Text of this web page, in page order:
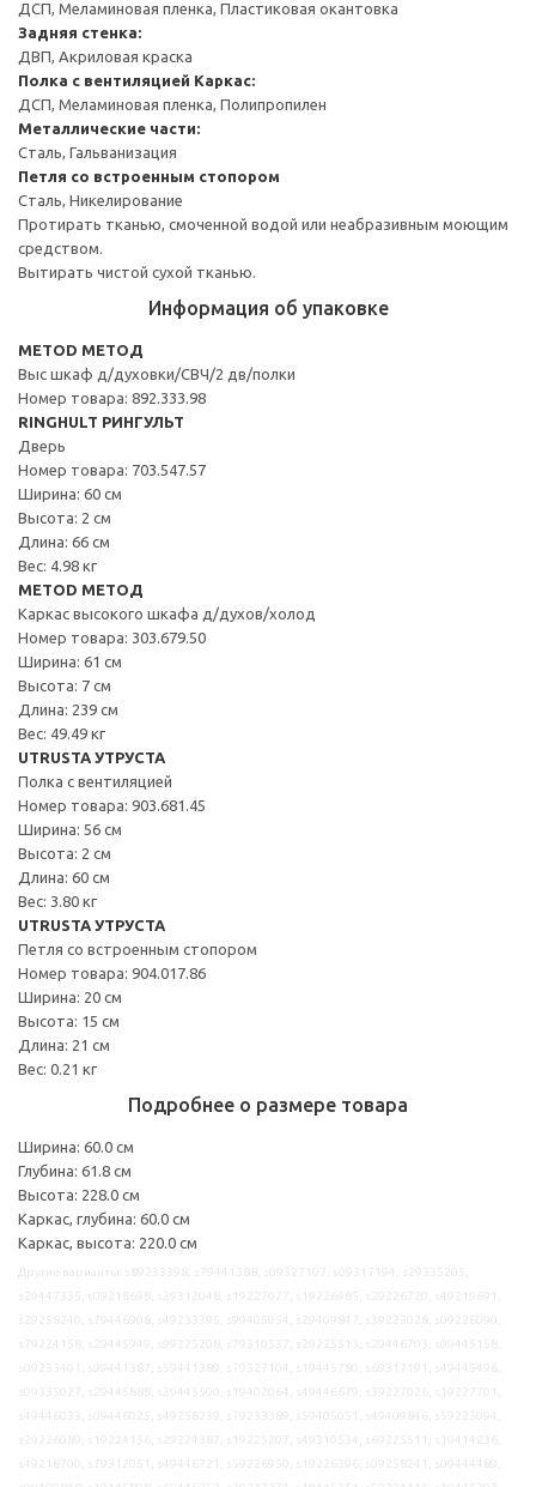
ДСП, Меламиновая пленка, Пластиковая окантовка
Задняя стенка:
ДВП, Акриловая краска
Полка с вентиляцией Каркас:
ДСП, Меламиновая пленка, Полипропилен
Металлические части:
Сталь, Гальванизация
Петля со встроенным стопором
Сталь, Никелирование
Протирать тканью, смоченной водой или неабразивным моющим
средством.
Вытирать чистой сухой тканью.
Информация об упаковке
METOD МЕТОД
Выс шкаф д/духовки/СВЧ/2 дв/полки
Номер товара: 892.333.98
RINGHULT РИНГУЛЬТ
Дверь
Номер товара: 703.547.57
Ширина: 60 см
Высота: 2 см
Длина: 66 см
Вес: 4.98 кг
METOD МЕТОД
Каркас высокого шкафа д/духов/холод
Номер товара: 303.679.50
Ширина: 61 см
Высота: 7 см
Длина: 239 см
Вес: 49.49 кг
UTRUSTA УТРУСТА
Полка с вентиляцией
Номер товара: 903.681.45
Ширина: 56 см
Высота: 2 см
Длина: 60 см
Вес: 3.80 кг
UTRUSTA УТРУСТА
Петля со встроенным стопором
Номер товара: 904.017.86
Ширина: 20 см
Высота: 15 см
Длина: 21 см
Вес: 0.21 кг
Подробнее о размере товара
Ширина: 60.0 см
Глубина: 61.8 см
Высота: 228.0 см
Каркас, глубина: 60.0 см
Каркас, высота: 220.0 см